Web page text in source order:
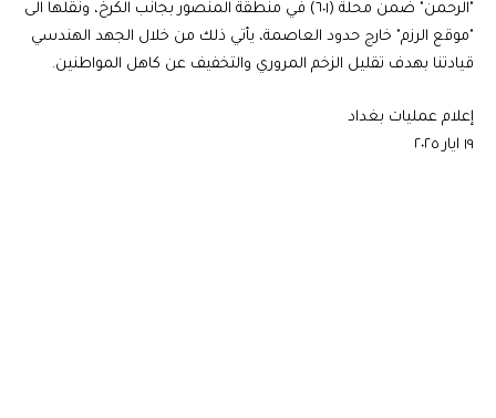
"الرحمن" ضمن محلة (٦٠١) في منطقة المنصور بجانب الكرخ، ونقلها الى
"موقع الرزم" خارج حدود العاصمة، يأتي ذلك من خلال الجهد الهندسي
قيادتنا بهدف تقليل الزخم المروري والتخفيف عن كاهل المواطنين.
إعلام عمليات بغداد
١٩ ايار ٢٠٢٥